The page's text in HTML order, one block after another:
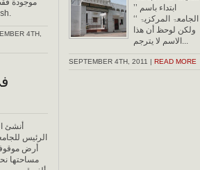
موجودة
4TH,
أنشئ
الرئيس
أرض
مساحتها
ابتداء باسم ’’
الجامعۃ المرکزیۃ ‘‘
ولکن لوحظ أن ھذا
الاسم لا یترجم...
SEPTEMBER 4TH, 2011 | READ MORE